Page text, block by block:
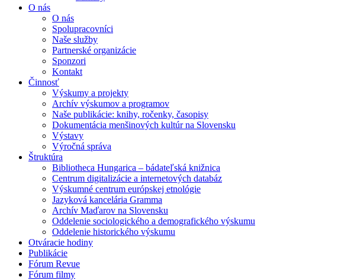
O nás
O nás
Spolupracovníci
Naše služby
Partnerské organizácie
Sponzori
Kontakt
Činnosť
Výskumy a projekty
Archív výskumov a programov
Naše publikácie: knihy, ročenky, časopisy
Dokumentácia menšinových kultúr na Slovensku
Výstavy
Výročná správa
Štruktúra
Bibliotheca Hungarica – bádateľská knižnica
Centrum digitalizácie a internetových databáz
Výskumné centrum európskej etnológie
Jazyková kancelária Gramma
Archív Maďarov na Slovensku
Oddelenie sociologického a demografického výskumu
Oddelenie historického výskumu
Otváracie hodiny
Publikácie
Fórum Revue
Fórum filmy